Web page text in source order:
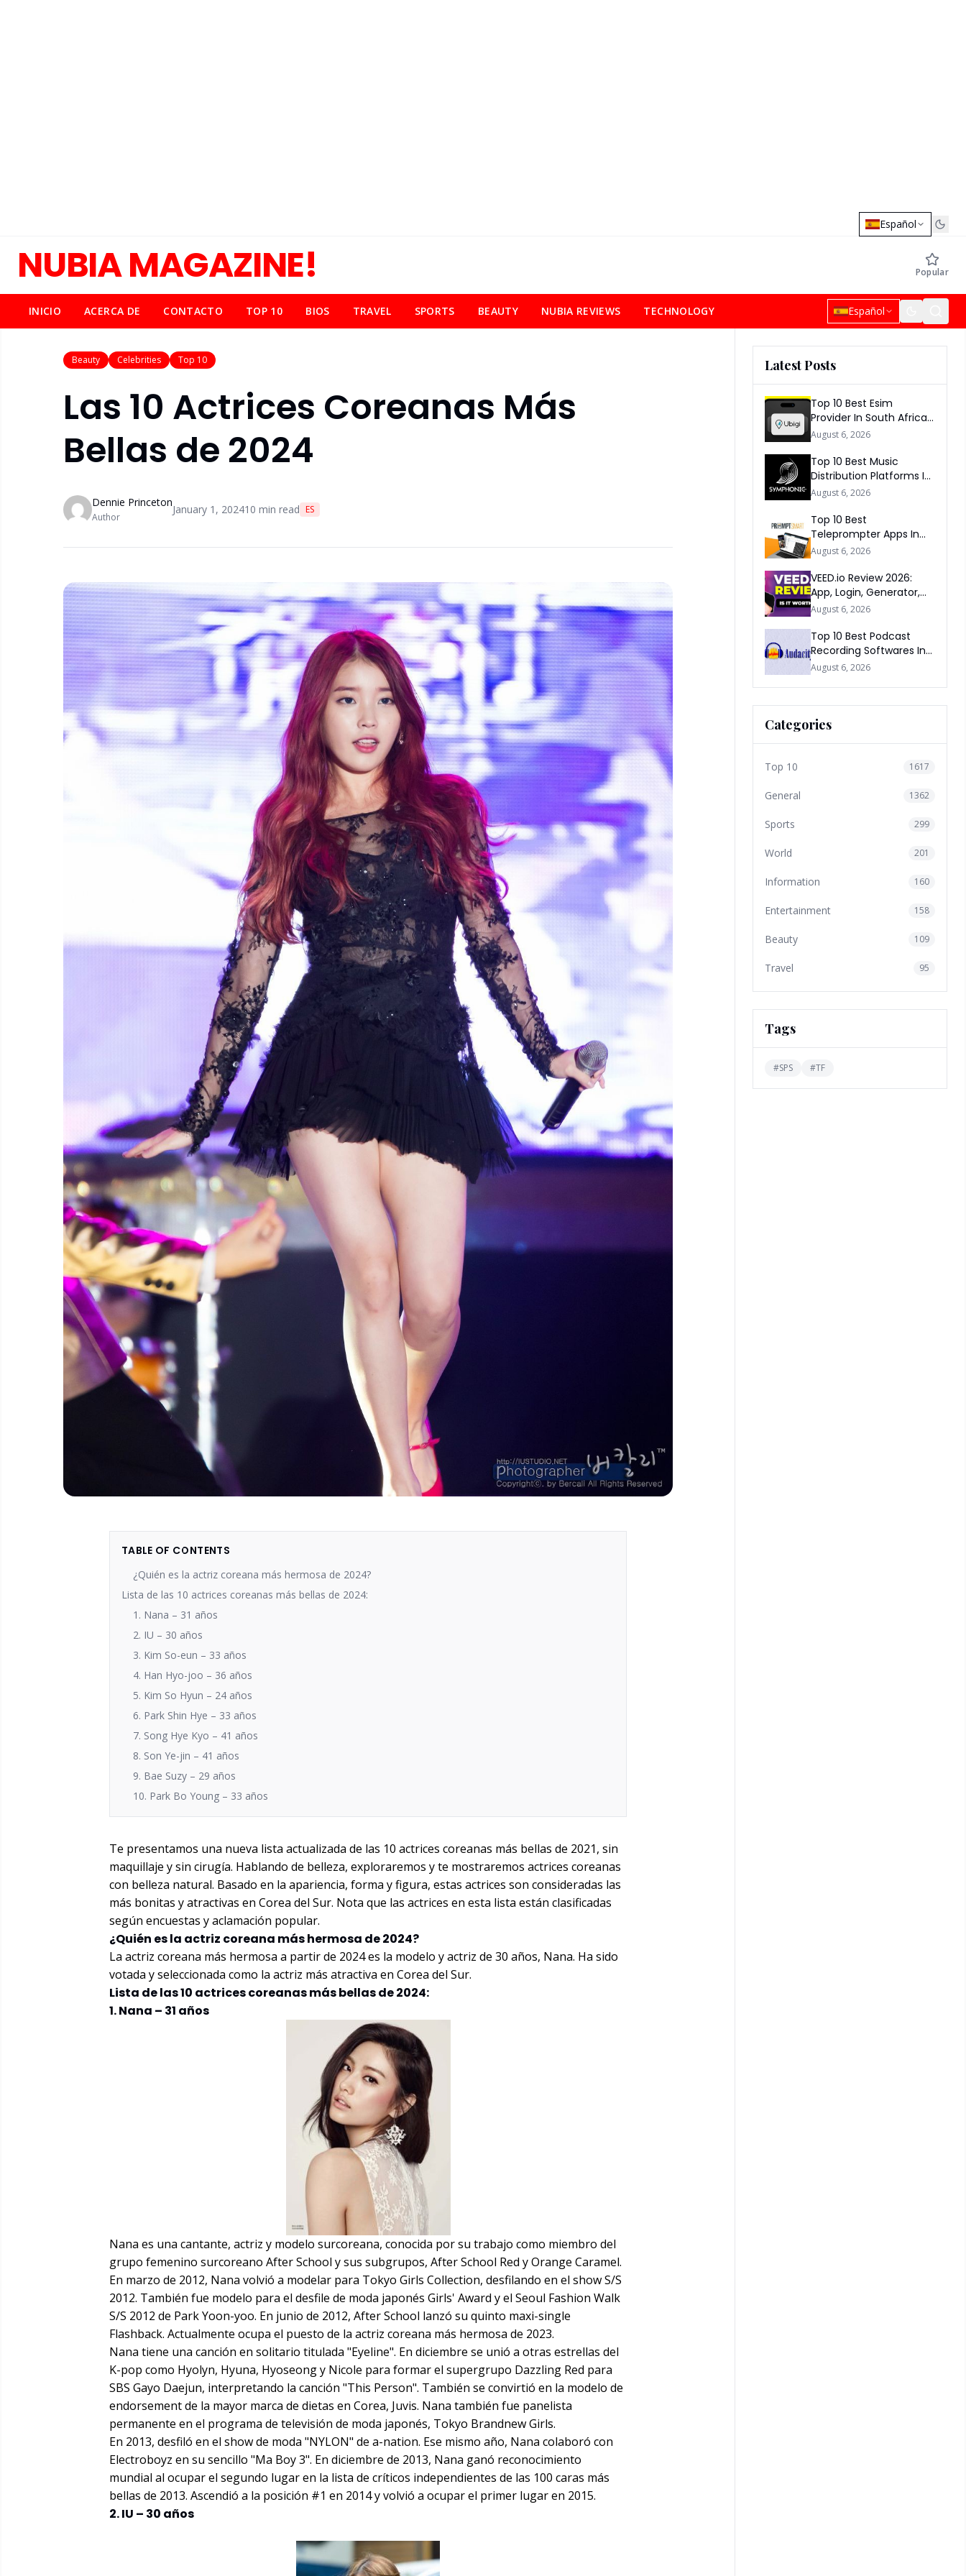
Español
NUBIA MAGAZINE! Popular
INICIO ACERCA DE CONTACTO TOP 10 BIOS TRAVEL SPORTS BEAUTY NUBIA REVIEWS TECHNOLOGY Español
Beauty Celebrities Top 10
Las 10 Actrices Coreanas Más
Bellas de 2024
Dennie Princeton
Author
January 1, 202410 min read ES
TABLE OF CONTENTS
¿Quién es la actriz coreana más hermosa de 2024?
Lista de las 10 actrices coreanas más bellas de 2024:
1. Nana – 31 años
2. IU – 30 años
3. Kim So-eun – 33 años
4. Han Hyo-joo – 36 años
5. Kim So Hyun – 24 años
6. Park Shin Hye – 33 años
7. Song Hye Kyo – 41 años
8. Son Ye-jin – 41 años
9. Bae Suzy – 29 años
10. Park Bo Young – 33 años
Te presentamos una nueva lista actualizada de las 10 actrices coreanas más bellas de 2021, sin
maquillaje y sin cirugía. Hablando de belleza, exploraremos y te mostraremos actrices coreanas
con belleza natural. Basado en la apariencia, forma y figura, estas actrices son consideradas las
más bonitas y atractivas en Corea del Sur. Nota que las actrices en esta lista están clasificadas
según encuestas y aclamación popular.
¿Quién es la actriz coreana más hermosa de 2024?
La actriz coreana más hermosa a partir de 2024 es la modelo y actriz de 30 años, Nana. Ha sido
votada y seleccionada como la actriz más atractiva en Corea del Sur.
Lista de las 10 actrices coreanas más bellas de 2024:
1. Nana – 31 años
Nana es una cantante, actriz y modelo surcoreana, conocida por su trabajo como miembro del
grupo femenino surcoreano After School y sus subgrupos, After School Red y Orange Caramel.
En marzo de 2012, Nana volvió a modelar para Tokyo Girls Collection, desfilando en el show S/S
2012. También fue modelo para el desfile de moda japonés Girls' Award y el Seoul Fashion Walk
S/S 2012 de Park Yoon-yoo. En junio de 2012, After School lanzó su quinto maxi-single
Flashback. Actualmente ocupa el puesto de la actriz coreana más hermosa de 2023.
Nana tiene una canción en solitario titulada "Eyeline". En diciembre se unió a otras estrellas del
K-pop como Hyolyn, Hyuna, Hyoseong y Nicole para formar el supergrupo Dazzling Red para
SBS Gayo Daejun, interpretando la canción "This Person". También se convirtió en la modelo de
endorsement de la mayor marca de dietas en Corea, Juvis. Nana también fue panelista
permanente en el programa de televisión de moda japonés, Tokyo Brandnew Girls.
En 2013, desfiló en el show de moda "NYLON" de a-nation. Ese mismo año, Nana colaboró con
Electroboyz en su sencillo "Ma Boy 3". En diciembre de 2013, Nana ganó reconocimiento
mundial al ocupar el segundo lugar en la lista de críticos independientes de las 100 caras más
bellas de 2013. Ascendió a la posición #1 en 2014 y volvió a ocupar el primer lugar en 2015.
2. IU – 30 años
Latest Posts
Top 10 Best Esim
Provider In South Africa
2026
August 6, 2026
Top 10 Best Music
Distribution Platforms In
The World 2026
August 6, 2026
Top 10 Best
Teleprompter Apps In
2026
August 6, 2026
VEED.io Review 2026:
App, Login, Generator,
Download, AI & FAQs
August 6, 2026
Top 10 Best Podcast
Recording Softwares In
2026
August 6, 2026
Categories
Top 10 1617
General 1362
Sports 299
World 201
Information 160
Entertainment 158
Beauty 109
Travel 95
Tags
#SPS #TF